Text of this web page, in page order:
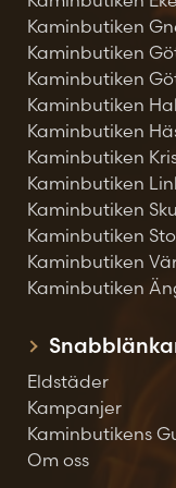
Kaminbutiken
Kaminbutiken
Kaminbutiken
Kaminbutiken
Kaminbutiken
Kaminbutiken
Kaminbutiken
Kaminbutiken
Kaminbutiken
Kaminbutiken
Kaminbutiken
Eldstäder
Kampanjer
Kaminbutikens
Om oss